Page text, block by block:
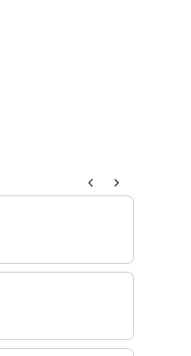
ons, or scroll horizontally to